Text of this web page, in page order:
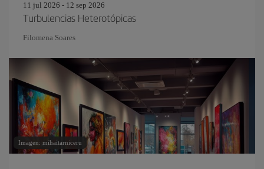
11 jul 2026 - 12 sep 2026
Turbulencias Heterotópicas
Filomena Soares
Imagen: mihaitarniceru